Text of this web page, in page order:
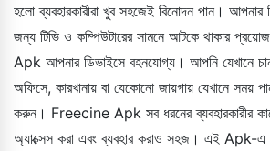
হলো ব্যবহারকারীরা খুব সহজেই বিনোদন পান। আপনার
জন্য টিভি ও কম্পিউটারের সামনে আটকে থাকার
Apk আপনার ডিভাইসে বহনযোগ্য। আপনি যেখানে
অফিসে, কারখানায় বা যেকোনো জায়গায় যেখানে সময়
করুন। Freecine Apk সব ধরনের ব্যবহারকারীর
অ্যাক্সেস করা এবং ব্যবহার করাও সহজ। এই Apk-এ